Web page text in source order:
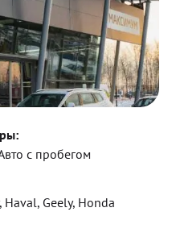
с пробегом
Geely, Honda